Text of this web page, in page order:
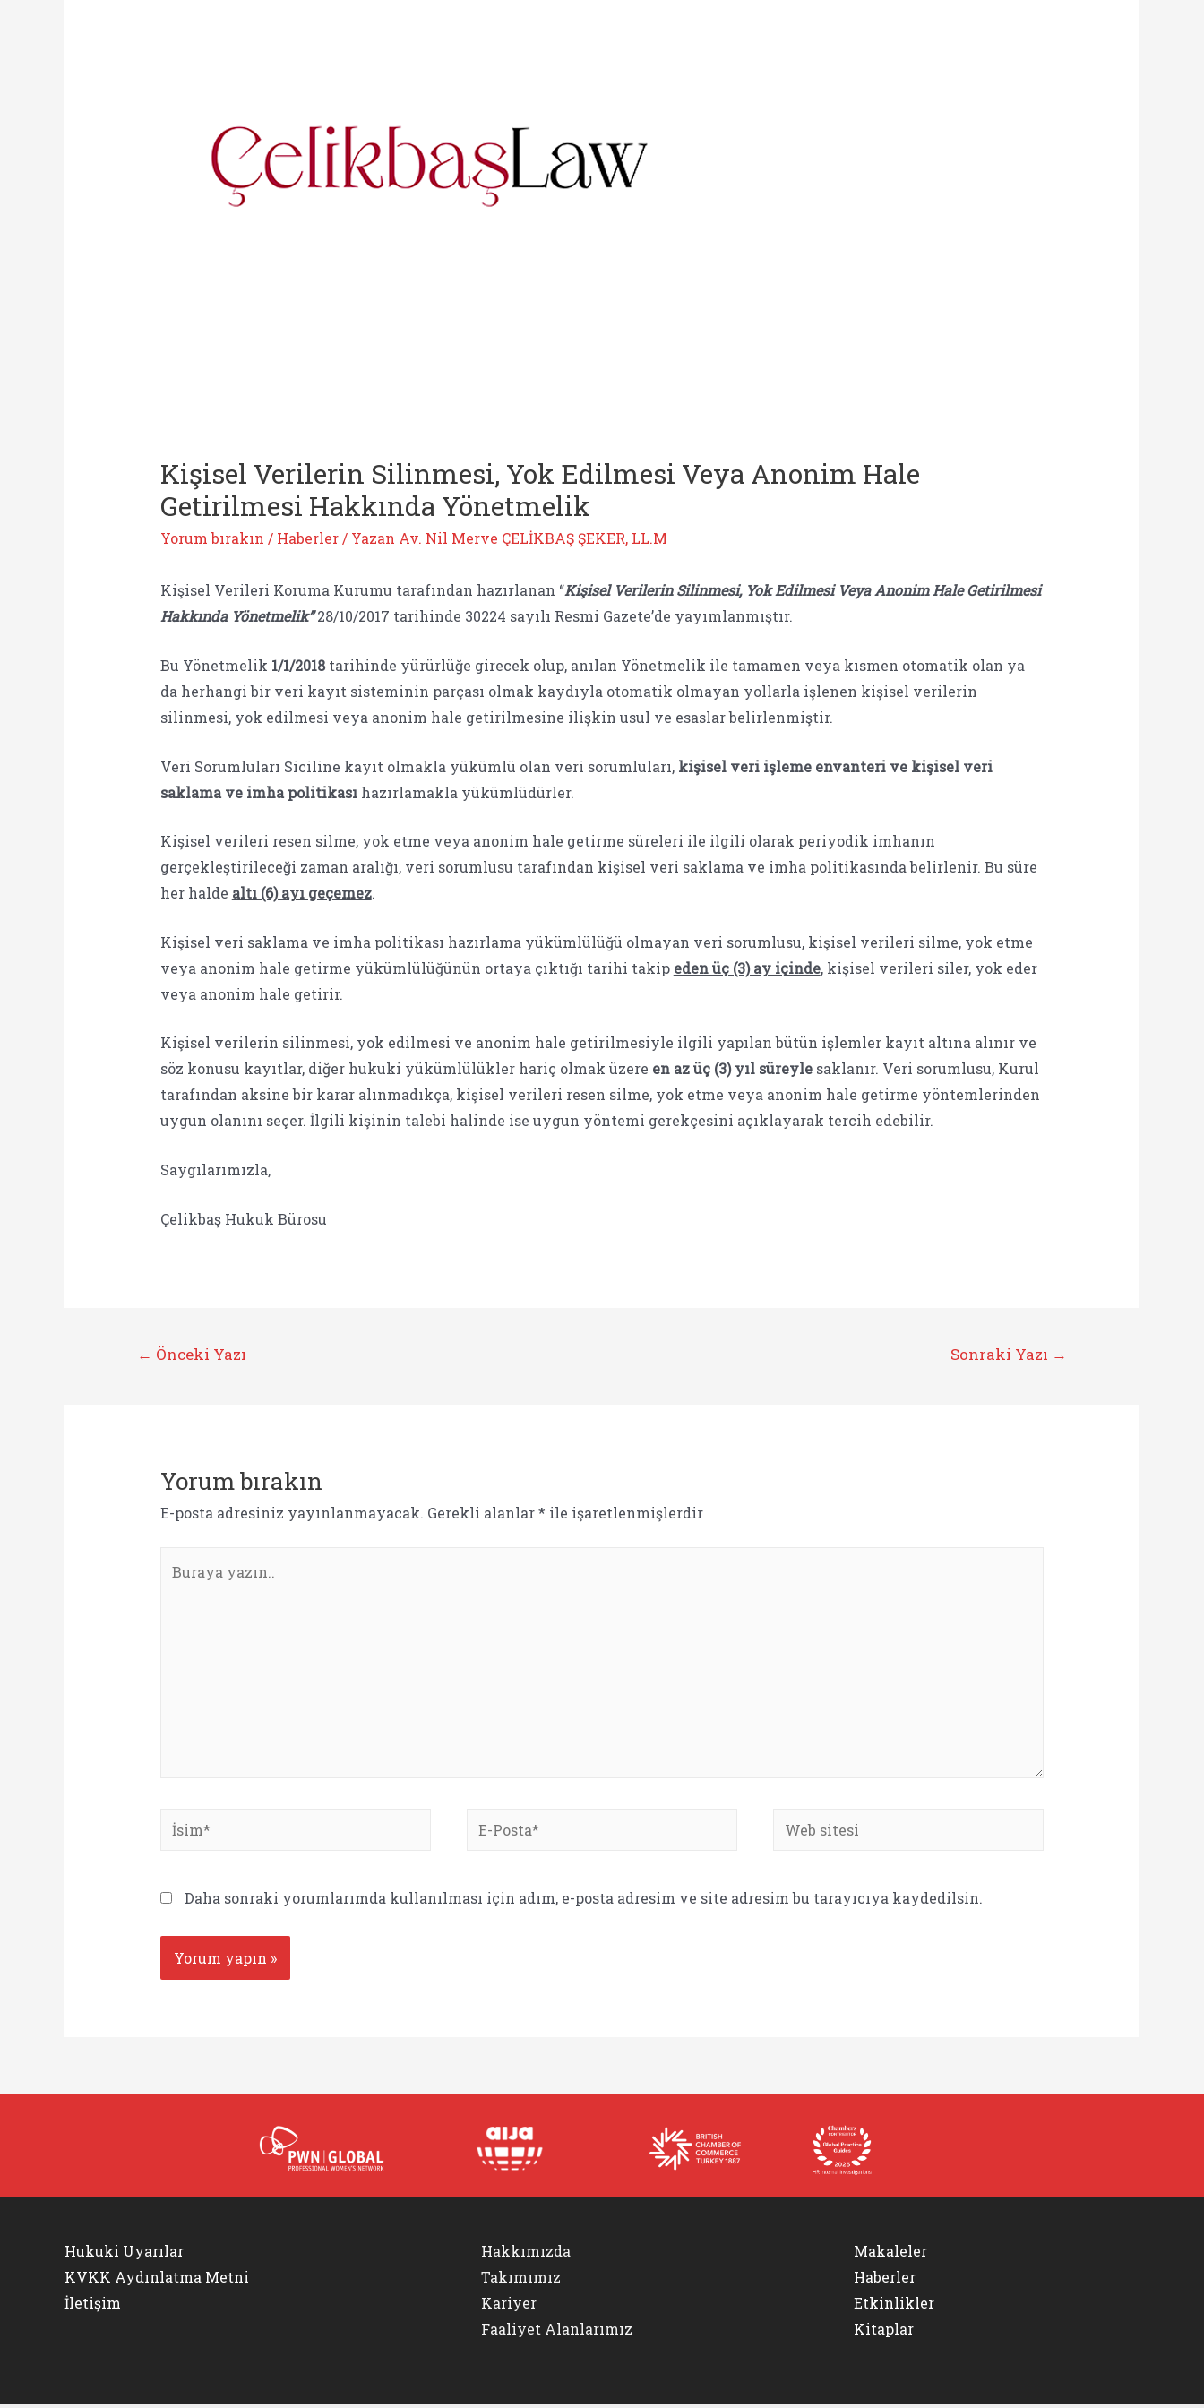
Kişisel Verilerin Silinmesi, Yok Edilmesi Veya Anonim Hale
Getirilmesi Hakkında Yönetmelik
Yorum bırakın / Haberler/ Yazan Av. Nil Merve ÇELİKBAŞ ŞEKER, LL.M
Kişisel Verileri Koruma Kurumu tarafından hazırlanan “Kişisel Verilerin Silinmesi, Yok Edilmesi Veya Anonim Hale Getirilmesi
Hakkında Yönetmelik”28/10/2017 tarihinde 30224 sayılı Resmi Gazete’de yayımlanmıştır.
Bu Yönetmelik 1/1/2018tarihinde yürürlüğe girecek olup, anılan Yönetmelik ile tamamen veya kısmen otomatik olan ya
da herhangi bir veri kayıt sisteminin parçası olmak kaydıyla otomatik olmayan yollarla işlenen kişisel verilerin
silinmesi, yok edilmesi veya anonim hale getirilmesine ilişkin usul ve esaslar belirlenmiştir.
Veri Sorumluları Siciline kayıt olmakla yükümlü olan veri sorumluları, kişisel veri işleme envanteri ve kişisel veri
saklama ve imha politikasıhazırlamakla yükümlüdürler.
Kişisel verileri resen silme, yok etme veya anonim hale getirme süreleri ile ilgili olarak periyodik imhanın
gerçekleştirileceği zaman aralığı, veri sorumlusu tarafından kişisel veri saklama ve imha politikasında belirlenir. Bu süre
her halde altı (6) ayı geçemez.
Kişisel veri saklama ve imha politikası hazırlama yükümlülüğü olmayan veri sorumlusu, kişisel verileri silme, yok etme
veya anonim hale getirme yükümlülüğünün ortaya çıktığı tarihi takip eden üç (3) ay içinde, kişisel verileri siler, yok eder
veya anonim hale getirir.
Kişisel verilerin silinmesi, yok edilmesi ve anonim hale getirilmesiyle ilgili yapılan bütün işlemler kayıt altına alınır ve
söz konusu kayıtlar, diğer hukuki yükümlülükler hariç olmak üzere en az üç (3) yıl süreylesaklanır. Veri sorumlusu, Kurul
tarafından aksine bir karar alınmadıkça, kişisel verileri resen silme, yok etme veya anonim hale getirme yöntemlerinden
uygun olanını seçer. İlgili kişinin talebi halinde ise uygun yöntemi gerekçesini açıklayarak tercih edebilir.
Saygılarımızla,
Çelikbaş Hukuk Bürosu
← Önceki Yazı Sonraki Yazı →
Yorum bırakın
E-posta adresiniz yayınlanmayacak. Gerekli alanlar* ile işaretlenmişlerdir
yazın..
İsim*
E-
Web
Daha sonraki yorumlarımda kullanılması için adım, e-posta adresim ve site adresim bu tarayıcıya kaydedilsin.
Hukuki Uyarılar
KVKK Aydınlatma Metni
İletişim
Hakkımızda
Takımımız
Kariyer
Faaliyet Alanlarımız
Makaleler
Haberler
Etkinlikler
Kitaplar